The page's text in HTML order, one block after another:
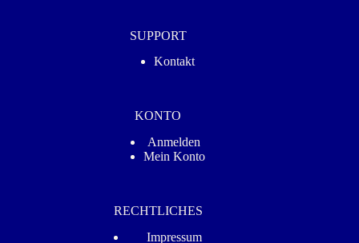
SUPPORT
Kontakt
KONTO
Anmelden
Mein Konto
RECHTLICHES
Impressum